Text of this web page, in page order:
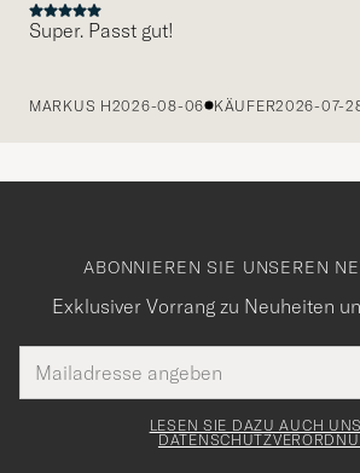
Super. Passt gut!
MARKUS H2026-08-06 KÄUFER2026-07-
ABONNIEREN SIE UNSEREN
Exklusiver Vorrang zu Neuheiten
Mail
Adresse
Tack
för
LESEN SIE DAZU AUCH